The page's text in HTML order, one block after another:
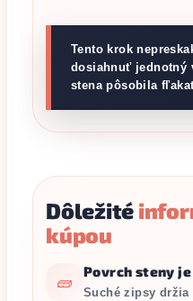
Tento krok
dosiahnuť jednotný
stena pôsobila
Dôležité
kúpou
🧱
Povrch steny
Suché zipsy